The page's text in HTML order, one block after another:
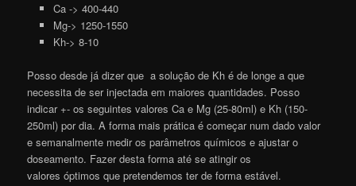
Ca -> 400-440
Mg-> 1250-1550
Kh-> 8-10
Posso desde já dizer que a solução de Kh é de longe a que
necessita de ser injectada em maiores quantidades. Posso
indicar +- os seguintes valores Ca e Mg (25-80ml) e Kh (150-
250ml) por dia. A forma mais prática é começar num dado valor
e semanalmente medir os parâmetros químicos e ajustar o
doseamento. Fazer desta forma até se atingir os
valores óptimos que pretendemos ter de forma estável.